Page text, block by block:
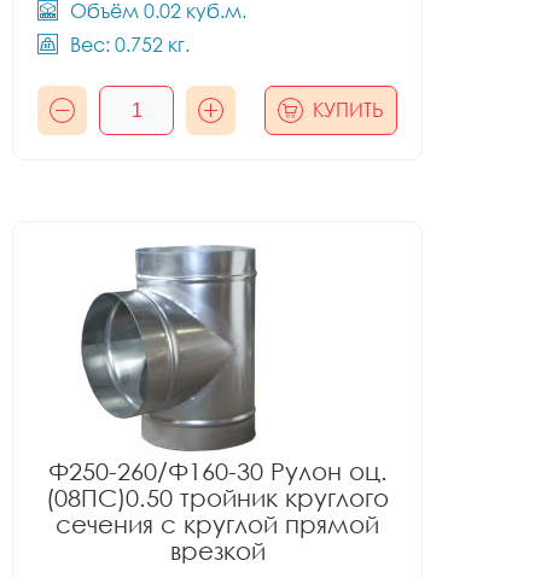
Объём 0.02 куб.м.
Вес: 0.752 кг.
КУПИТЬ
Ф250-260/Ф160-30 Рулон оц.
(08ПС)0.50 тройник круглого
сечения с круглой прямой
врезкой